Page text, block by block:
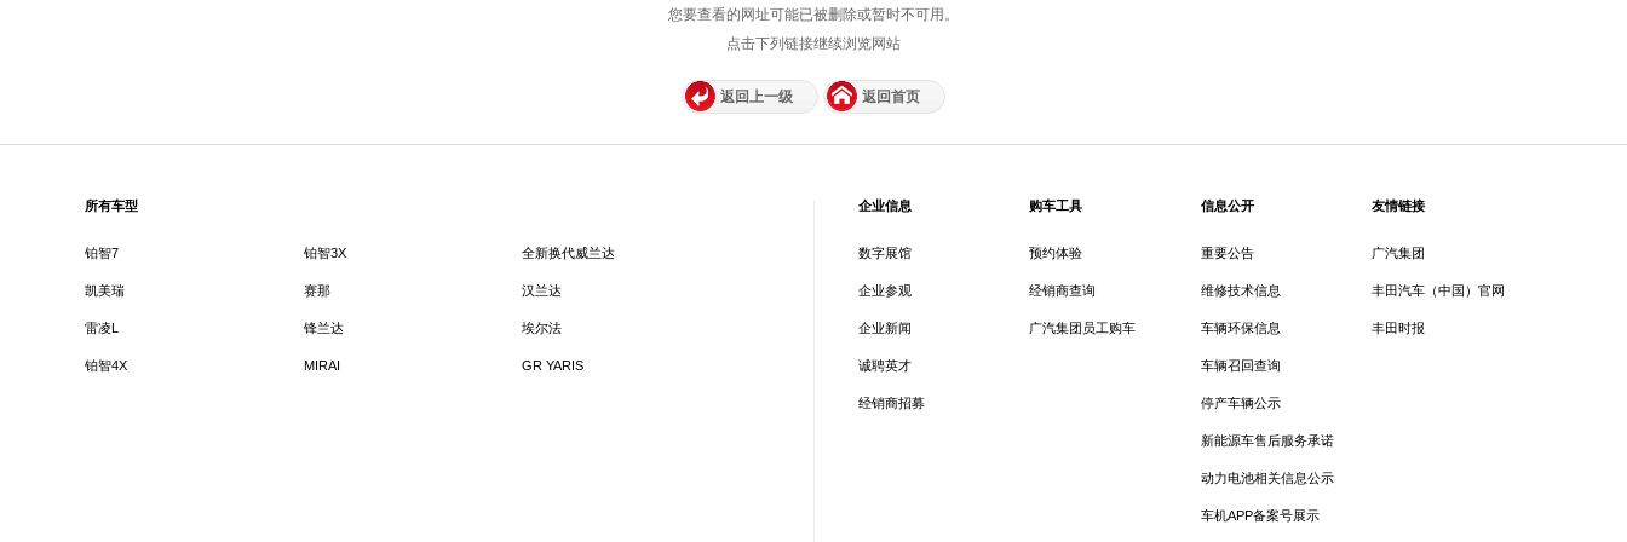
您要查看的网址可能已被删除或暂时不可用。
点击下列链接继续浏览网站
返回上一级 返回首页
所有车型
铂智7 铂智3X 全新换代威兰达
凯美瑞 赛那 汉兰达
雷凌L 锋兰达 埃尔法
铂智4X MIRAI GR YARIS
企业信息
数字展馆
企业参观
企业新闻
诚聘英才
经销商招募
购车工具
预约体验
经销商查询
广汽集团员工购车
信息公开
重要公告
维修技术信息
车辆环保信息
车辆召回查询
停产车辆公示
新能源车售后服务承诺
动力电池相关信息公示
车机APP备案号展示
友情链接
广汽集团
丰田汽车（中国）官网
丰田时报